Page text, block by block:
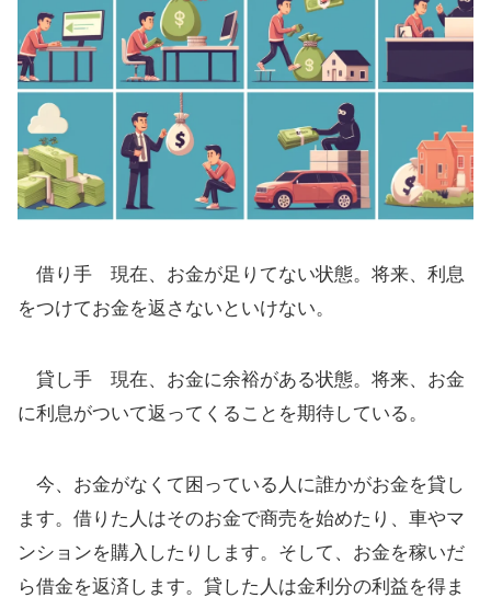
借り手 現在、お金が足りてない状態。将来、利息
をつけてお金を返さないといけない。
貸し手 現在、お金に余裕がある状態。将来、お金
に利息がついて返ってくることを期待している。
今、お金がなくて困っている人に誰かがお金を貸し
ます。借りた人はそのお金で商売を始めたり、車やマ
ンションを購入したりします。そして、お金を稼いだ
ら借金を返済します。貸した人は金利分の利益を得ま